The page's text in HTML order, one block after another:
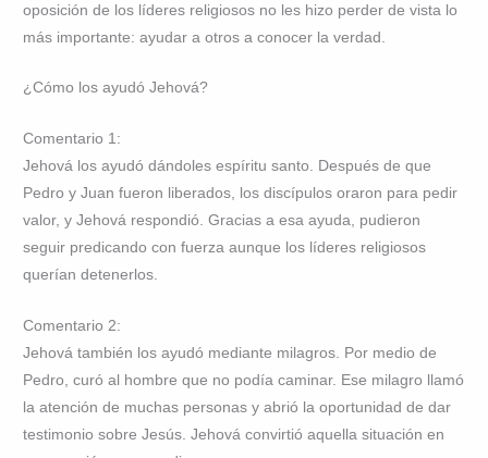
oposición de los líderes religiosos no les hizo perder de vista lo
más importante: ayudar a otros a conocer la verdad.
¿Cómo los ayudó Jehová?
Comentario 1:
Jehová los ayudó dándoles espíritu santo. Después de que
Pedro y Juan fueron liberados, los discípulos oraron para pedir
valor, y Jehová respondió. Gracias a esa ayuda, pudieron
seguir predicando con fuerza aunque los líderes religiosos
querían detenerlos.
Comentario 2:
Jehová también los ayudó mediante milagros. Por medio de
Pedro, curó al hombre que no podía caminar. Ese milagro llamó
la atención de muchas personas y abrió la oportunidad de dar
testimonio sobre Jesús. Jehová convirtió aquella situación en